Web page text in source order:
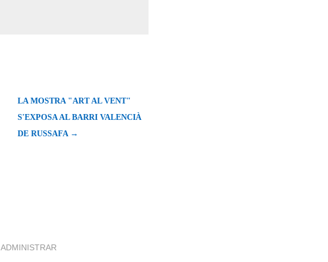
LA MOSTRA "ART AL VENT"
S'EXPOSA AL BARRI VALENCIÀ
DE RUSSAFA →
ADMINISTRAR